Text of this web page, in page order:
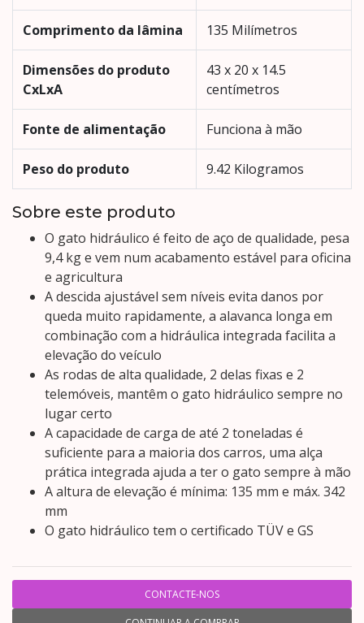
Comprimento da lâmina 135 Milímetros
Dimensões do produto
CxLxA
43 x 20 x 14.5
centímetros
Fonte de alimentação Funciona à mão
Peso do produto 9.42 Kilogramos
Sobre este produto
O gato hidráulico é feito de aço de qualidade, pesa
9,4 kg e vem num acabamento estável para oficina
e agricultura
A descida ajustável sem níveis evita danos por
queda muito rapidamente, a alavanca longa em
combinação com a hidráulica integrada facilita a
elevação do veículo
As rodas de alta qualidade, 2 delas fixas e 2
telemóveis, mantêm o gato hidráulico sempre no
lugar certo
A capacidade de carga de até 2 toneladas é
suficiente para a maioria dos carros, uma alça
prática integrada ajuda a ter o gato sempre à mão
A altura de elevação é mínima: 135 mm e máx. 342
mm
O gato hidráulico tem o certificado TÜV e GS
CONTACTE-NOS